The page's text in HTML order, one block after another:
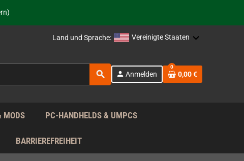
Land und Sprache: Vereinigte Staaten
search person Anmelden
0
0,00 €
MODS PC-HANDHELDS & UMPCS
BARRIEREFREIHEIT